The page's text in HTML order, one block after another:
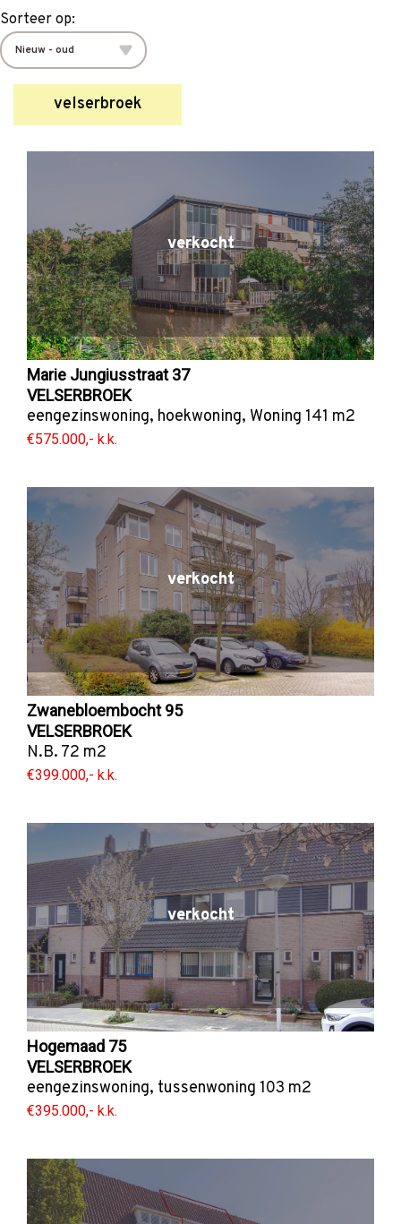
velserbroek
Sorteer op:
verkocht
Marie Jungiusstraat 37
VELSERBROEK
eengezinswoning, hoekwoning, Woning 141 m2
€575.000,- k.k.
verkocht
Zwanebloembocht 95
VELSERBROEK
N.B. 72 m2
€399.000,- k.k.
verkocht
Hogemaad 75
VELSERBROEK
eengezinswoning, tussenwoning 103 m2
€395.000,- k.k.